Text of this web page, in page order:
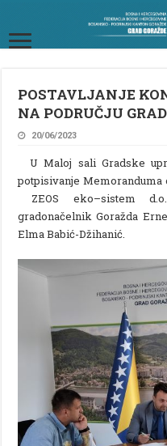
POSTAVLJANJE
NA PODRUČJU
20/06/2023
U Maloj sali Gradske
potpisivanje Memoranduma
ZEOS eko–sistem
gradonačelnik Goražda
Elma Babić-Džihanić.